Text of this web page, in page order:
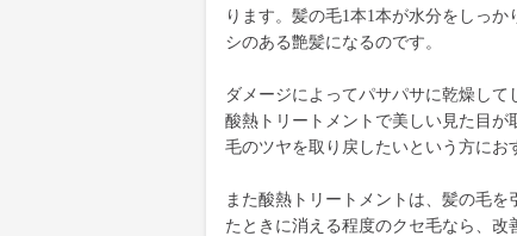
ります。髪の毛1本1本が水分をしっ
シのある艶髪になるのです。
ダメージによってパサパサに乾燥して
酸熱トリートメントで美しい見た目
毛のツヤを取り戻したいという方にお
また酸熱トリートメントは、髪の毛
たときに消える程度のクセ毛なら、改